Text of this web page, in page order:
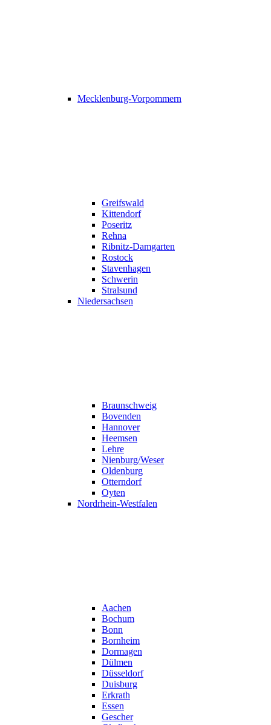
Mecklenburg-Vorpommern
Greifswald
Kittendorf
Poseritz
Rehna
Ribnitz-Damgarten
Rostock
Stavenhagen
Schwerin
Stralsund
Niedersachsen
Braunschweig
Bovenden
Hannover
Heemsen
Lehre
Nienburg/Weser
Oldenburg
Otterndorf
Oyten
Nordrhein-Westfalen
Aachen
Bochum
Bonn
Bornheim
Dormagen
Dülmen
Düsseldorf
Duisburg
Erkrath
Essen
Gescher